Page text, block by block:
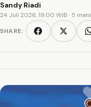
Sandy Riadi
24 Juli 2026, 19:00 WIB · 5
SHARE:
FacebookTwitter/